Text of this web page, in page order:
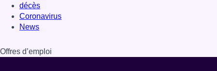
décès
Coronavirus
News
Offres d’emploi